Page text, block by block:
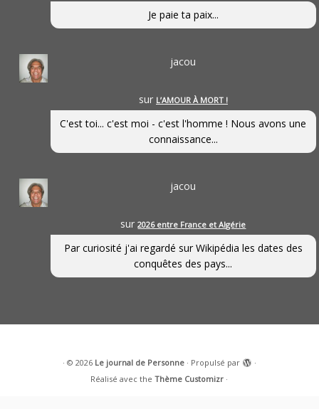
Je paie ta paix...
jacou
sur L’AMOUR À MORT !
C'est toi... c'est moi - c'est l'homme ! Nous avons une
connaissance...
jacou
sur2026 entre France et Algérie
Par curiosité j'ai regardé sur Wikipédia les dates des
conquêtes des pays...
· © 2026 Le journal de Personne· Propulsé par
·
Réalisé avec theThème Customizr ·